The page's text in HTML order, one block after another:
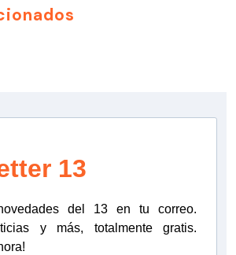
13
del 13 en tu correo.
y más, totalmente gratis.